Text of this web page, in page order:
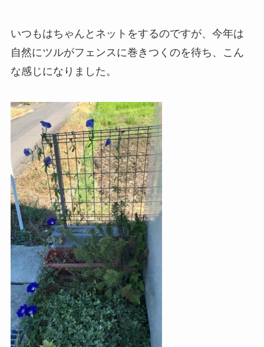
いつもはちゃんとネットをするのですが、今年は
自然にツルがフェンスに巻きつくのを待ち、こん
な感じになりました。